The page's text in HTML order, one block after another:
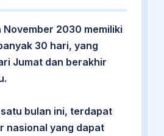
November 2030 memiliki
30 hari, yang
Jumat dan berakhir
bulan ini, terdapat
nasional yang dapat